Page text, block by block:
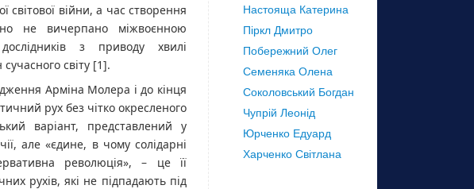
світової війни, а час створення
не вичерпано міжвоєнною
з приводу хвилі
світу [1].
Арміна Молера і до кінця
рух без чітко окресленого
варіант, представлений у
але «єдине, в чому солідарні
революція», – це її
рухів, які не підпадають під
Настояща Катерина
Піркл Дмитро
Побережний Олег
Семеняка Олена
Соколовський Богдан
Чупрій Леонід
Юрченко Едуард
Харченко Світлана